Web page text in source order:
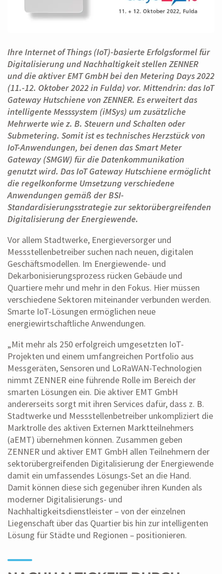
Ihre Internet of Things (IoT)-basierte Erfolgsformel für
Digitalisierung und Nachhaltigkeit stellen ZENNER
und die aktiver EMT GmbH bei den Metering Days 2022
(11.-12. Oktober 2022 in Fulda) vor. Mittendrin: das IoT
Gateway Hutschiene von ZENNER. Es erweitert das
intelligente Messsystem (iMSys) um zusätzliche
Mehrwerte wie z. B. Steuern und Schalten oder
Submetering. Somit ist es technisches Herzstück von
IoT-Anwendungen, bei denen das Smart Meter
Gateway (SMGW) für die Datenkommunikation
genutzt wird. Das IoT Gateway Hutschiene ermöglicht
die regelkonforme Umsetzung verschiedene
Anwendungen gemäß der BSI-
Standardisierungsstrategie zur sektorübergreifenden
Digitalisierung der Energiewende.
Vor allem Stadtwerke, Energieversorger und
Messstellenbetreiber suchen nach neuen, digitalen
Geschäftsmodellen. Im Energiewende- und
Dekarbonisierungsprozess rücken Gebäude und
Quartiere mehr und mehr in den Fokus. Hier müssen
verschiedene Sektoren miteinander verbunden werden.
Smarte IoT-Lösungen ermöglichen neue
energiewirtschaftliche Anwendungen.
„Mit mehr als 250 erfolgreich umgesetzten IoT-
Projekten und einem umfangreichen Portfolio aus
Messgeräten, Sensoren und LoRaWAN-Technologien
nimmt ZENNER eine führende Rolle im Bereich der
smarten Lösungen ein. Die aktiver EMT GmbH
andererseits sorgt mit ihren Services dafür, dass z. B.
Stadtwerke und Messstellenbetreiber unkompliziert die
Marktrolle des aktiven Externen Marktteilnehmers
(aEMT) übernehmen können. Zusammen geben
ZENNER und aktiver EMT GmbH allen Teilnehmern der
sektorübergreifenden Digitalisierung der Energiewende
damit ein umfassendes Lösungs-Set an die Hand.
Damit können diese sich gegenüber ihren Kunden als
moderner Digitalisierungs- und
Nachhaltigkeitsdienstleister – von der einzelnen
Liegenschaft über das Quartier bis hin zur intelligenten
Lösung für Städte und Regionen – positionieren.